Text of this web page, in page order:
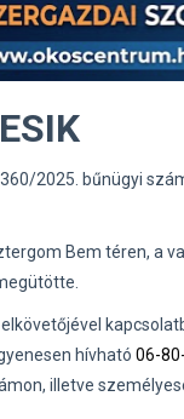
2025. bűnügyi
Bem téren, a
hívható 06-
illetve